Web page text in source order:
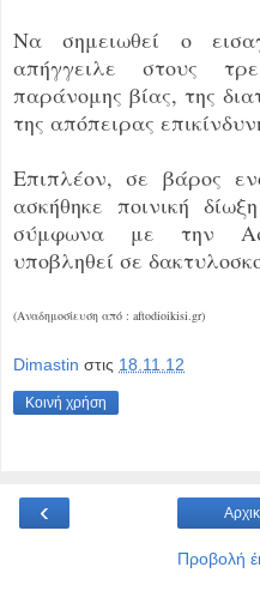
Να σημειωθεί ο
απήγγειλε στους
παράνομης βίας, της
της απόπειρας
Επιπλέον, σε βάρος
ασκήθηκε ποινική
σύμφωνα με την
υποβληθεί σε
(Αναδημοσίευση από : aftodioikisi.gr)
Dimastin στις 18.11.12
Κοινή χρήση
‹
Προβολή